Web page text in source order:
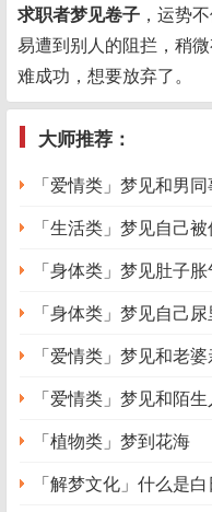
求职者梦见卷子 ，运势
易遭到别人的阻拦，稍
难成功，想要放弃了。
大师推荐：
「爱情类」梦见和男
「生活类」梦见自己
「身体类」梦见肚子
「身体类」梦见自己
「爱情类」梦见和老
「爱情类」梦见和陌
「植物类」梦到花海
「解梦文化」什么是